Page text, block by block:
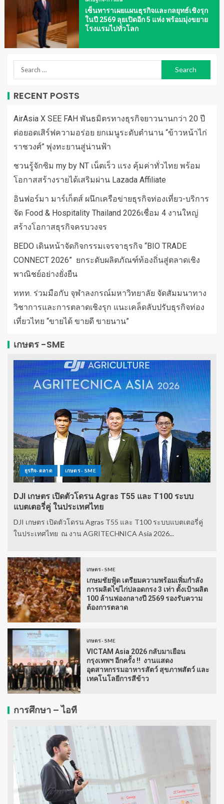
เซ็นทาราเผยแผนธุรกิจและกลยุทธ์เชิงรุก
ในปี 2569 ลุยเปิดอีก 5 แห่ง พร้อมมุ่งขยาย
โรงแรมไปทั่วโลก
RECENT POSTS
AirAsia X SEE FAH พันธมิตรทางธุรกิจยาวนานกว่า 20 ปี
ต่อยอดเสิร์ฟความอร่อย ยกเมนูระดับตำนาน “ข้าวหน้าไก่
ราชวงศ์” พุ่งทะยานสู่น่านฟ้า
ชวนรู้จักซิม my by NT เน็ตเร็ว แรง คุ้มค่าทั่วไทย พร้อม
โอกาสสร้างรายได้เสริมผ่าน Lazada Affiliate
อินฟอร์มา มาร์เก็ตส์ ผนึกเครือข่ายธุรกิจท่องเที่ยว-บริการ
จัด Food & Hospitality Thailand 2026เชื่อม 4 งานใหญ่
สร้างโอกาสธุรกิจครบวงจร
BEDO เดินหน้าจัดกิจกรรมเจรจาธุรกิจ “BIO TRADE
CONNECT 2026” ยกระดับผลิตภัณฑ์ท้องถิ่นสู่ตลาดเชิง
พาณิชย์อย่างยั่งยืน
ททท. ร่วมมือกับ จุฬาลงกรณ์มหาวิทยาลัย จัดสัมมนาทาง
วิชาการและการตลาดเชิงรุก แนะเคล็ดลับปรับธุรกิจท่อง
เที่ยวไทย “ขายได้ ขายดี ขายนาน”
เกษตร -SME
ธุรกิจ-ตลาด เกษตร - SME
DJI เกษตร เปิดตัวโดรน Agras T55 และ T100 ระบบ
แบตเตอรี่คู่ ในประเทศไทย
DJI เกษตร เปิดตัวโดรน Agras T55 และ T100 ระบบแบตเตอรี่คู่
ในประเทศไทย ณ งาน AGRITECHNICA Asia 2026...
เกษตร - SME
เกษมชัยฟู้ด เตรียมความพร้อมเพิ่มกำลัง
การผลิตไข่ไก่ปลอดกรง 3 เท่า ตั้งเป้าผลิต
100 ล้านฟองกลางปี 2569 รองรับความ
ต้องการตลาด
เกษตร - SME
VICTAM Asia 2026 กลับมาเยือน
กรุงเทพฯ อีกครั้ง !! งานแสดง
อุตสาหกรรมอาหารสัตว์ สุขภาพสัตว์ และ
เทคโนโลยีการสีข้าว
การศึกษา – ไอที